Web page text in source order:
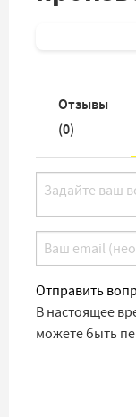
Отзывы
(0)
Отправить
В настоящее
можете быть